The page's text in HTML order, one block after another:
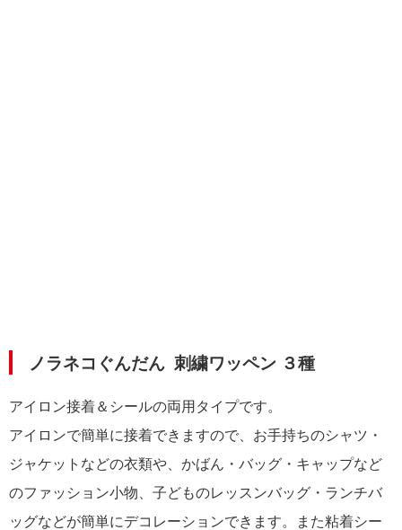
ノラネコぐんだん 刺繍ワッペン ３種
アイロン接着＆シールの両用タイプです。
アイロンで簡単に接着できますので、お手持ちのシャツ・
ジャケットなどの衣類や、かばん・バッグ・キャップなど
のファッション小物、子どものレッスンバッグ・ランチバ
ッグなどが簡単にデコレーションできます。また粘着シー